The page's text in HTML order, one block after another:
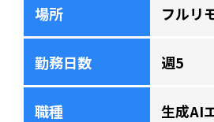
場所 フルリ
勤務日数 週5
職種 生成AI